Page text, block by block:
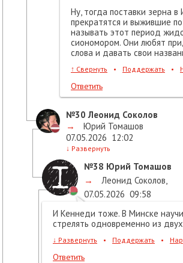
Ну, тогда поставки зерна в
прекратятся и выжившие
называть этот период
сиономором. Они любят
слова и давать свои
↑ Свернуть • Поддержать •
Ответить
№30 Леонид Соколов
→
Юрий Томашов
07.05.2026 12:02
↓ Развернуть
№38 Юрий Томашов
→
Леонид Соколов,
07.05.2026 09:58
И Кеннеди тоже. В Минске
стрелять одновременно из
↓ Развернуть • Поддержать •
Ответить